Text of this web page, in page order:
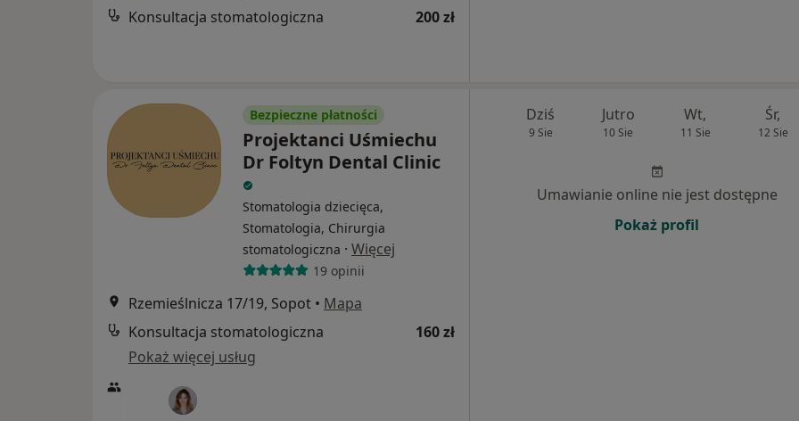
Konsultacja stomatologiczna 200 zł
Bezpieczne płatności
Projektanci Uśmiechu
Dr Foltyn Dental Clinic
Stomatologia dziecięca,
Stomatologia, Chirurgia
stomatologiczna · Więcej
19 opinii
Rzemieślnicza 17/19, Sopot • Mapa
Konsultacja stomatologiczna
160 zł
Pokaż więcej usług
Dziś
9 Sie
Jutro
10 Sie
Wt,
11 Sie
Śr,
12 Sie
Umawianie online nie jest dostępne
Pokaż profil